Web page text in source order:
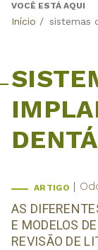
Back
VOCÊ ESTÁ AQUI
Início / sistemas
ARTIGO
AS
E MODELOS
REVISÃO DE